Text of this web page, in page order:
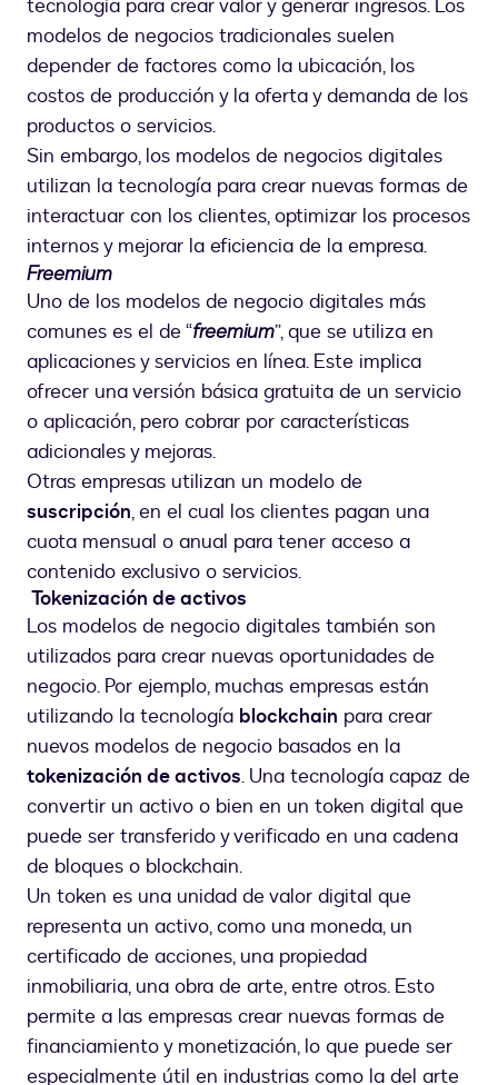
tecnología para crear valor y generar ingresos. Los
modelos de negocios tradicionales suelen
depender de factores como la ubicación, los
costos de producción y la oferta y demanda de los
productos o servicios.
Sin embargo, los modelos de negocios digitales
utilizan la tecnología para crear nuevas formas de
interactuar con los clientes, optimizar los procesos
internos y mejorar la eficiencia de la empresa.
Freemium
Uno de los modelos de negocio digitales más
comunes es el de “freemium”, que se utiliza en
aplicaciones y servicios en línea. Este implica
ofrecer una versión básica gratuita de un servicio
o aplicación, pero cobrar por características
adicionales y mejoras.
Otras empresas utilizan un modelo de
suscripción, en el cual los clientes pagan una
cuota mensual o anual para tener acceso a
contenido exclusivo o servicios.
Tokenización de activos
Los modelos de negocio digitales también son
utilizados para crear nuevas oportunidades de
negocio. Por ejemplo, muchas empresas están
utilizando la tecnología blockchain para crear
nuevos modelos de negocio basados en la
tokenización de activos. Una tecnología capaz de
convertir un activo o bien en un token digital que
puede ser transferido y verificado en una cadena
de bloques o blockchain.
Un token es una unidad de valor digital que
representa un activo, como una moneda, un
certificado de acciones, una propiedad
inmobiliaria, una obra de arte, entre otros. Esto
permite a las empresas crear nuevas formas de
financiamiento y monetización, lo que puede ser
especialmente útil en industrias como la del arte